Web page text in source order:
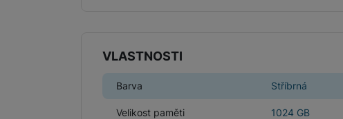
VLASTNOSTI
Barva Stříbrná
Velikost paměti 1024 GB